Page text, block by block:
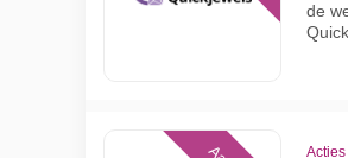
de
Acties